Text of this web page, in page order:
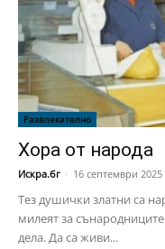
Развлекателно
Хора от народа
Искра.бг - 16 септември
Тез душички златни са
милеят за
дела. Да са живи...